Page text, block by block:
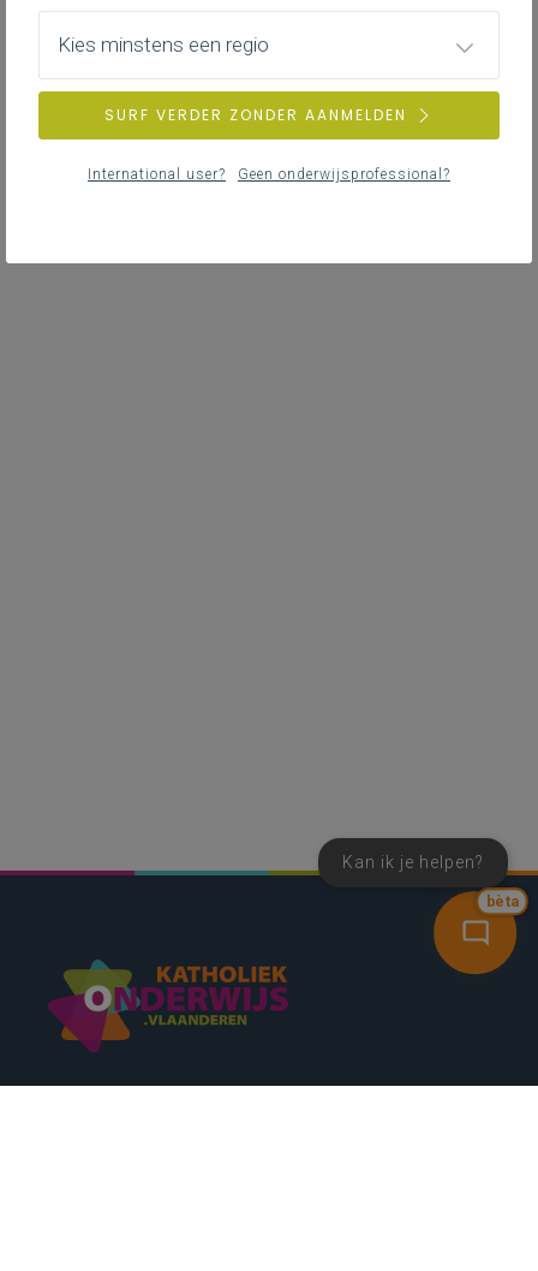
bèta
Kan ik je helpen?
Kies minstens een regio
SURF VERDER ZONDER AANMELDEN
International user? Geen onderwijsprofessional?